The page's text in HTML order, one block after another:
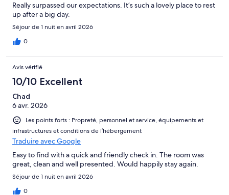
Really surpassed our expectations. It’s such a lovely place to rest
up after a big day.
Séjour de 1 nuit en avril 2026
0
Avis vérifié
10/10 Excellent
Chad
6 avr. 2026
Les points forts : Propreté, personnel et service, équipements et
infrastructures et conditions de l’hébergement
Traduire avec Google
Easy to find with a quick and friendly check in. The room was
great, clean and well presented. Would happily stay again.
Séjour de 1 nuit en avril 2026
0